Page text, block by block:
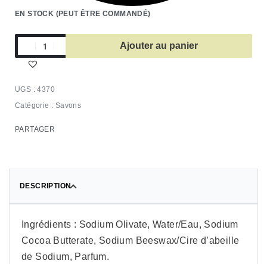
EN STOCK (PEUT ÊTRE COMMANDÉ)
Ajouter au panier
4370
Catégorie : Savons
PARTAGER
DESCRIPTION
Ingrédients : Sodium Olivate, Water/Eau, Sodium
Cocoa Butterate, Sodium Beeswax/Cire d’abeille
de Sodium, Parfum.